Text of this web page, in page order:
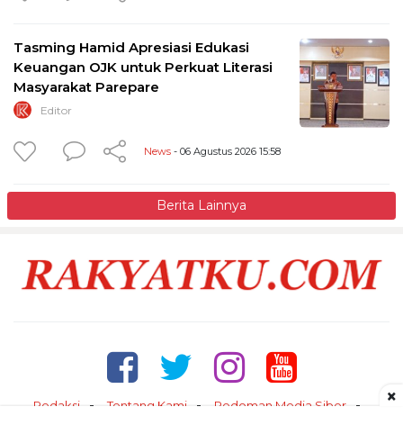
Tasming Hamid Apresiasi Edukasi
Keuangan OJK untuk Perkuat Literasi
Masyarakat Parepare
Editor
News - 06 Agustus 2026 15:58
Berita Lainnya
Redaksi Tentang Kami
Pedoman Media Siber
×